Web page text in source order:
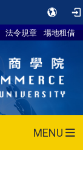
法令規章 場地租借
MENU